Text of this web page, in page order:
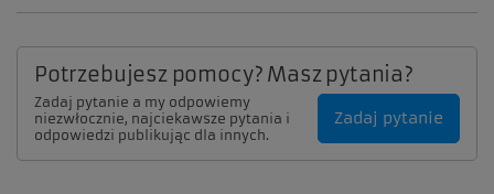
Potrzebujesz pomocy? Masz pytania?
Zadaj pytanie a my odpowiemy
niezwłocznie, najciekawsze pytania i
odpowiedzi publikując dla innych.
Zadaj pytanie